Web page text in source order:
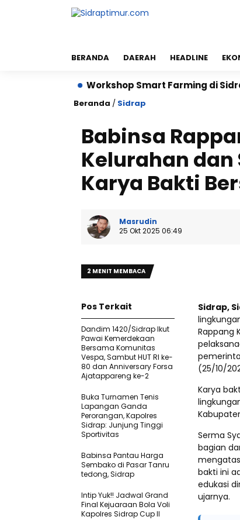
BERANDA DAERAH HEADLINE
Workshop Smart Farming di Sidrap
Beranda / Sidrap
Babinsa
Kelurahan dan
Karya Bakti
Masrudin
25 Okt 2025 06:49
2 MENIT MEMBACA
​Sidrap,
Rappang
(25/10/
​Karya
​Serma
bagian
bakti ini
edukasi
ujarnya.
Pos Terkait
Dandim 1420/Sidrap Ikut
Pawai Kemerdekaan
Bersama Komunitas
Vespa, Sambut HUT RI ke-
80 dan Anniversary Forsa
Ajatappareng ke-2
Buka Turnamen Tenis
Lapangan Ganda
Perorangan, Kapolres
Sidrap: Junjung Tinggi
Sportivitas
Babinsa Pantau Harga
Sembako di Pasar Tanru
tedong, Sidrap
Intip Yuk!! Jadwal Grand
Final Kejuaraan Bola Voli
Kapolres Sidrap Cup II